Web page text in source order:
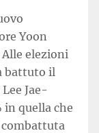
Yoon
Alle elezioni
battuto il
Jae-
in quella che
combattuta